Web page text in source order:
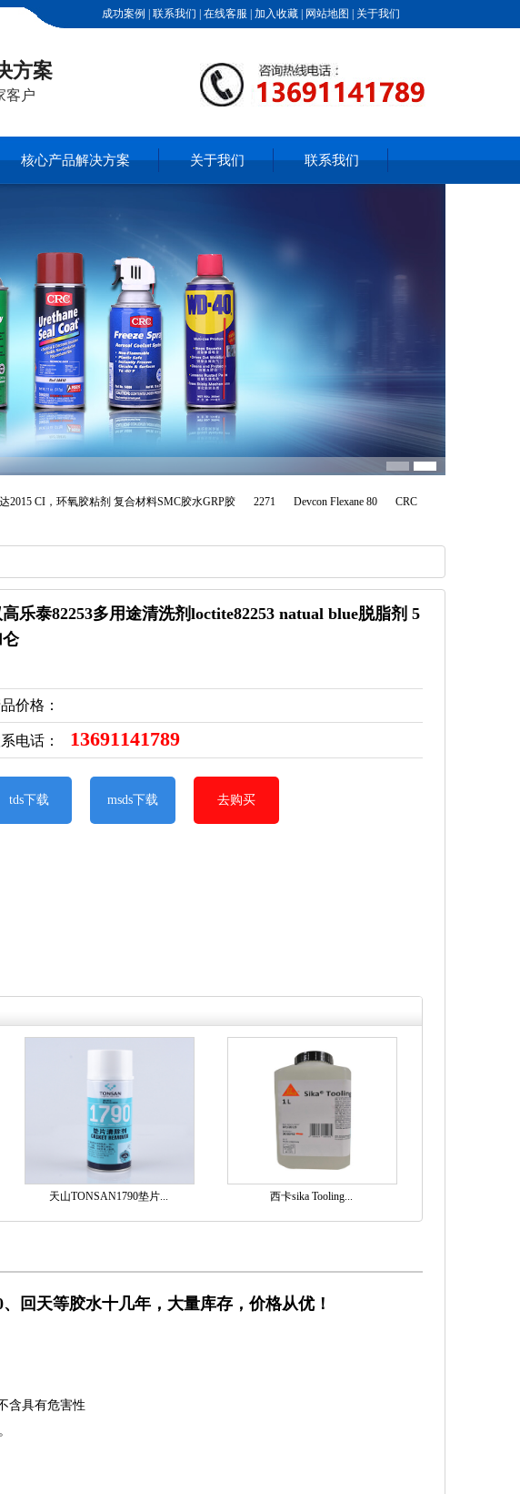
关于我们
网站地图
加入收藏
在线客服
联系我们
成功案例
方案
客户
核心产品解决方案 关于我们 联系我们
2015 CI，环氧胶粘剂 复合材料SMC胶水GRP胶 2271 Devcon Flexane 80 CRC
乐泰82253多用途清洗剂loctite82253 natual blue脱脂剂 5
仑
价格：
电话： 13691141789
tds下载 msds下载 去购买
天山TONSAN1790垫片... 西卡sika Tooling...
回天等胶水十几年，大量库存，价格从优！
含具有危害性